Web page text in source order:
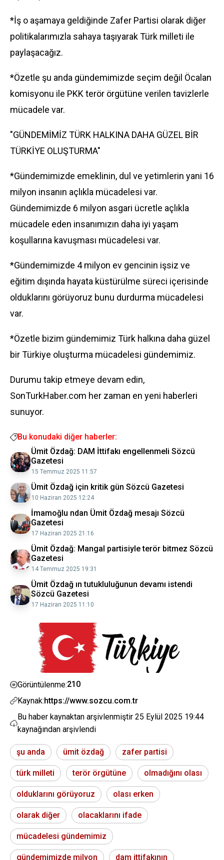
*İş o aşamaya geldiğinde Zafer Partisi olarak diğer
politikalarımızla sahaya taşıyarak Türk milleti ile
paylaşacağız.
*Özetle şu anda gündemimizde seçim değil Öcalan
komisyonu ile PKK terör örgütüne verilen tavizlerle
mücadele var.
"GÜNDEMİMİZ TÜRK HALKINA DAHA GÜZEL BİR
TÜRKİYE OLUŞTURMA"
*Gündemimizde emeklinin, dul ve yetimlerin yani 16
milyon insanın açlıkla mücadelesi var.
Gündemimizde 6 milyon asgari ücretle açlıkla
mücadele eden insanımızın daha iyi yaşam
koşullarına kavuşması mücadelesi var.
*Gündemimizde 4 milyon ev gencinin işsiz ve
eğitim dışında hayata küstürülme süreci içerisinde
olduklarını görüyoruz bunu durdurma mücadelesi
var.
*Özetle bizim gündemimiz Türk halkına daha güzel
bir Türkiye oluşturma mücadelesi gündemimiz.
Durumu takip etmeye devam edin,
SonTurkHaber.com her zaman en yeni haberleri
sunuyor.
Bu konudaki diğer haberler:
Ümit Özdağ: DAM İttifakı engellenmeli Sözcü
Gazetesi
15 Temmuz 2025 11:57
Ümit Özdağ için kritik gün Sözcü Gazetesi
10 Haziran 2025 12:24
İmamoğlu ndan Ümit Özdağ mesajı Sözcü
Gazetesi
17 Haziran 2025 21:16
Ümit Özdağ: Mangal partisiyle terör bitmez Sözcü
Gazetesi
14 Temmuz 2025 19:31
Ümit Özdağ ın tutukluluğunun devamı istendi
Sözcü Gazetesi
17 Haziran 2025 11:10
Görüntülenme:210
Kaynak:https://www.sozcu.com.tr
Bu haber kaynaktan arşivlenmiştir 25 Eylül 2025 19:44
kaynağından arşivlendi
şu anda ümit özdağ zafer partisi
türk milleti terör örgütüne olmadığını olası
olduklarını görüyoruz olası erken
olarak diğer olacaklarını ifade
mücadelesi gündemimiz
gündemimizde milyon dam ittifakının